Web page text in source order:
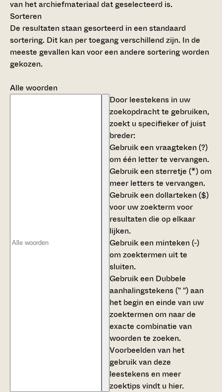
van het archiefmateriaal dat geselecteerd is.
Sorteren
De resultaten staan gesorteerd in een standaard
sortering. Dit kan per toegang verschillend zijn. In de
meeste gevallen kan voor een andere sortering worden
gekozen.
Alle woorden
Door leestekens in uw
zoekopdracht te gebruiken,
zoekt u specifieker of juist
breder:
Gebruik eenvraagteken (?)
om één letter te vervangen.
Gebruik eensterretje (*)om
meer letters te vervangen.
Gebruik eendollarteken ($)
voor uw zoekterm voor
resultaten die op elkaar
lijken.
Gebruik een minteken (-)
om zoektermen uit te
sluiten.
Gebruik een Dubbele
aanhalingstekens (" ")aan
het begin en einde van uw
zoektermen om naar de
exacte combinatie van
woorden te zoeken.
Voorbeelden van het
gebruik van deze
leestekens en meer
zoektips vindt u hier.